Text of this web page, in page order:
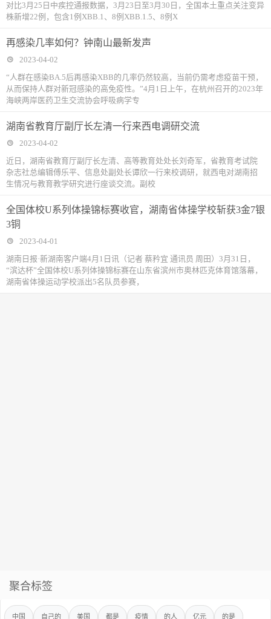
对比3月25日中疾控通报数据，3月23日至3月30日，全国本土重点关注变异
株新增22例，包含1例XBB.1、8例XBB.1.5、8例X
再感染几率如何？钟南山最新发声
2023-04-02
“人群在感染BA.5后再感染XBB的几率仍然较高，当前仍需考虑疫苗干预，
从而保持人群对新冠感染的高免疫性。”4月1日上午，在杭州召开的2023年
海峡两岸医药卫生交流协会呼吸病学专
湖南省教育厅副厅长左清一行来西电调研交流
2023-04-02
近日，湖南省教育厅副厅长左清、高等教育处处长刘奇军，省教育考试院
杂志社总编辑傅乐平、信息处副处长谭欣一行来校调研，就西电对湖南招
生情况与教育教学研究进行座谈交流。副校
全国体校U系列体操锦标赛收官，湖南省体操学校斩获3金7银
3铜
2023-04-01
湖南日报·新湖南客户端4月1日讯（记者 蔡矜宜 通讯员 周田）3月31日，
“滨达杯”全国体校U系列体操锦标赛在山东省滨州市奥林匹克体育馆落幕，
湖南省体操运动学校派出5名队员参赛，
聚合标签
中国 自己的 美国 都是 疫情 的人 亿元 的是